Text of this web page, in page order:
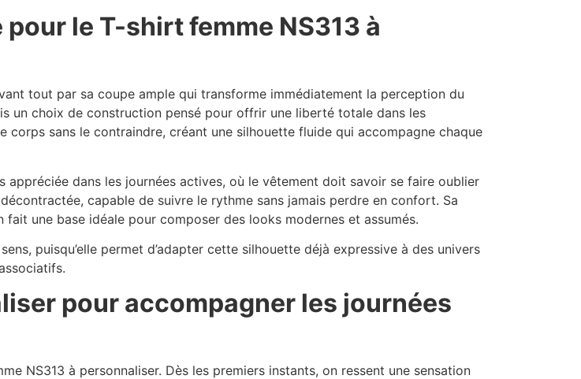
le T-shirt femme NS313 à
tout par sa coupe ample qui transforme immédiatement la perception du
un choix de construction pensé pour offrir une liberté totale dans les
sans le contraindre, créant une silhouette fluide qui accompagne chaque
dans les journées actives, où le vêtement doit savoir se faire oublier
capable de suivre le rythme sans jamais perdre en confort. Sa
une base idéale pour composer des looks modernes et assumés.
puisqu’elle permet d’adapter cette silhouette déjà expressive à des univers
pour accompagner les journées
NS313 à personnaliser. Dès les premiers instants, on ressent une sensation